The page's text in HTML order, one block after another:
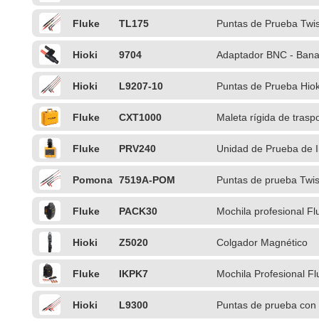
Fluke
TL175 Puntas de Prueba
Hioki 9704 Adaptador BNC -
Hioki L9207-10
Puntas de Prueba
Fluke
CXT1000 Maleta rígida de
Fluke PRV240 Unidad de Prueba de
Pomona 7519A-POM Puntas de prueba
Fluke PACK30 Mochila profesional
Hioki Z5020 Colgador Magnético
Fluke IKPK7
Mochila Profesional
Hioki
L9300 Puntas de prueba